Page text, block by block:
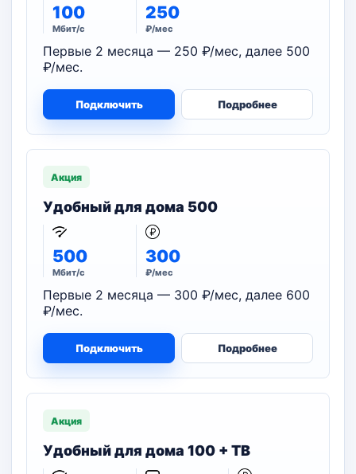
100
Мбит/с
250
₽/мес
Первые 2 месяца — 250 ₽/мес, далее 500
₽/мес.
Подключить Подробнее
Акция
Удобный для дома 500
500
Мбит/с
300
₽/мес
Первые 2 месяца — 300 ₽/мес, далее 600
₽/мес.
Подключить Подробнее
Акция
Удобный для дома 100 + ТВ